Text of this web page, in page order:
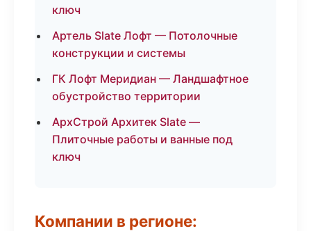
ключ
Артель Slate Лофт — Потолочные
конструкции и системы
ГК Лофт Меридиан — Ландшафтное
обустройство территории
АрхСтрой Архитек Slate —
Плиточные работы и ванные под
ключ
Компании в регионе: